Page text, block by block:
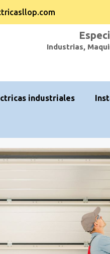
Industrias,
industriales